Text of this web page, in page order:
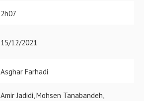
2h07
15/12/2021
Asghar Farhadi
Amir Jadidi, Mohsen Tanabandeh,